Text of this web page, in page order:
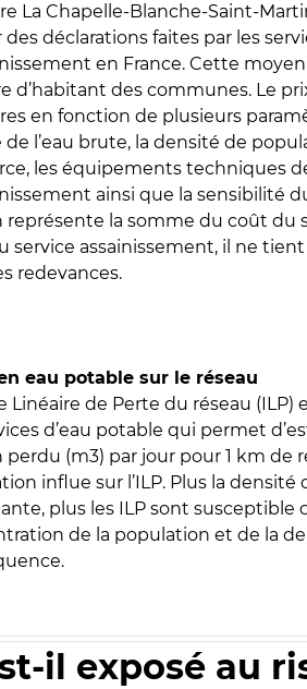
La Chapelle-Blanche-Saint-
des déclarations faites par les
en France. Cette
d’habitant des communes. Le
en fonction de plusieurs
l’eau brute, la densité de
les équipements techniques
ainsi que la sensibilité
représente la somme du coût du
service assainissement, il ne
redevances.
eau potable sur le réseau
Linéaire de Perte du réseau
d’eau potable qui permet
perdu (m3) par jour pour 1 km de
influe sur l’ILP. Plus la
plus les ILP sont susceptible
de la population et de la
il exposé au